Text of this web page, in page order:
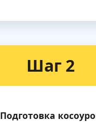
Шаг 2
Подготовка